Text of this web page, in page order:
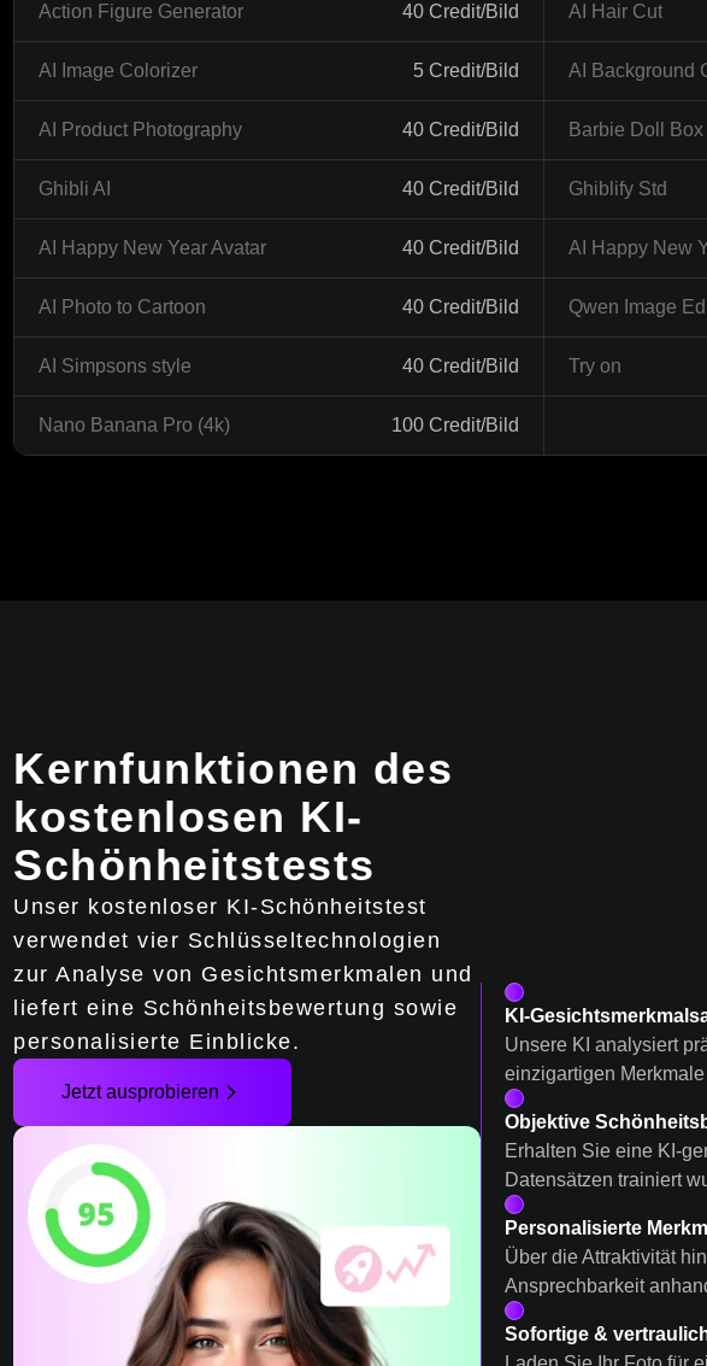
Action Figure Generator 40 Credit/Bild AI Hair Cut
AI Image Colorizer 5 Credit/Bild AI Background
AI Product Photography 40 Credit/Bild Barbie Doll Box
Ghibli AI 40 Credit/Bild Ghiblify Std
AI Happy New Year Avatar 40 Credit/Bild AI Happy New
AI Photo to Cartoon 40 Credit/Bild Qwen Image
AI Simpsons style 40 Credit/Bild Try on
Nano Banana Pro (4k) 100 Credit/Bild
Kernfunktionen des
kostenlosen KI-
Schönheitstests
Unser kostenloser KI-Schönheitstest
verwendet vier Schlüsseltechnologien
zur Analyse von Gesichtsmerkmalen und
liefert eine Schönheitsbewertung sowie
personalisierte Einblicke.
Jetzt ausprobieren
KI-
Unsere KI analysiert
einzigartigen
Objektive
Erhalten Sie eine KI-
Datensätzen trainiert
Personalisierte
Über die Attraktivität
Ansprechbarkeit
Sofortige &